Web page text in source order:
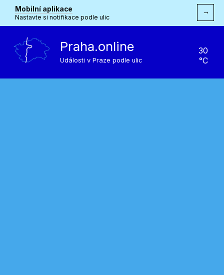
Mobilní aplikace
Nastavte si notifikace podle ulic
→
Praha.online
Události v Praze podle ulic
30
°C